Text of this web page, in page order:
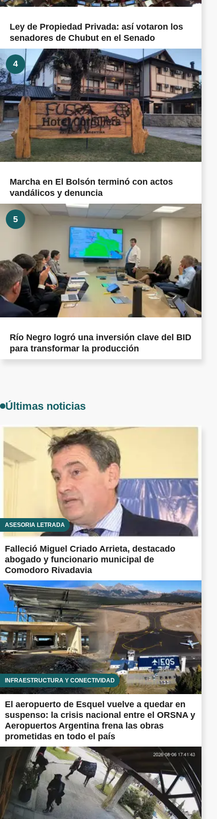
Ley de Propiedad Privada: así votaron los
senadores de Chubut en el Senado
4
Marcha en El Bolsón terminó con actos
vandálicos y denuncia
5
Río Negro logró una inversión clave del BID
para transformar la producción
Últimas noticias
ASESORÍA LETRADA
Falleció Miguel Criado Arrieta, destacado
abogado y funcionario municipal de
Comodoro Rivadavia
INFRAESTRUCTURA Y CONECTIVIDAD
El aeropuerto de Esquel vuelve a quedar en
suspenso: la crisis nacional entre el ORSNA y
Aeropuertos Argentina frena las obras
prometidas en todo el país